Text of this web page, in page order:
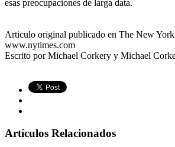
esas preocupaciones de larga data.
Articulo original publicado en The New
www.nytimes.com
Escrito por Michael Corkery y Michael
Artículos Relacionados